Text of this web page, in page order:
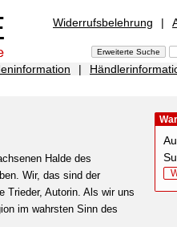
Widerrufsbelehrung |
|
Halde des
Wir, das sind der
Trieder, Autorin. Als wir uns
im wahrsten Sinn des